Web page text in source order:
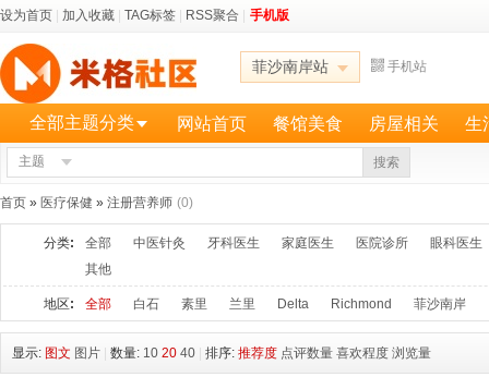
设为首页 加入收藏 TAG标签 RSS聚合 手机版
菲沙南岸站 手机站
全部主题分类 网站首页 餐馆美食 房屋相关 生
主题 搜索
首页 » 医疗保健 » 注册营养师 (0)
分类: 全部 中医针灸 牙科医生 家庭医生 医院诊所
眼科医生
其他
地区: 全部 白石 素里 兰里 Delta Richmond 菲沙南岸
显示: 图文 图片 数量: 10 20 40 排序: 推荐度 点评数量 喜欢程度 浏览量